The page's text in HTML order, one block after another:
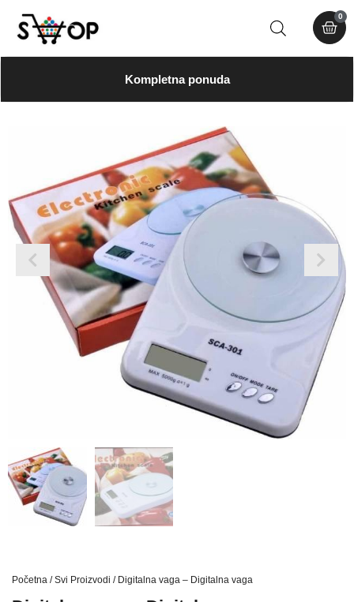
0
Kompletna ponuda
Početna /Svi Proizvodi / Digitalna vaga – Digitalna vaga